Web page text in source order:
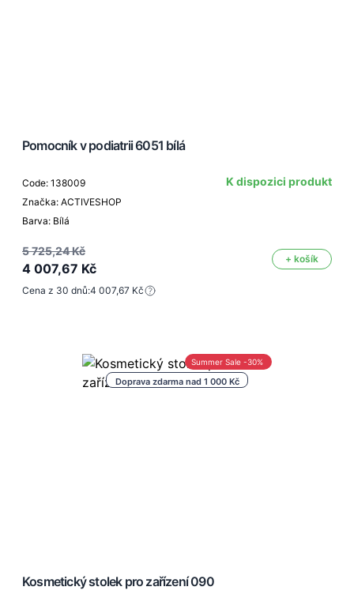
Pomocník v podiatrii 6051 bílá
Code: 138009
Značka: ACTIVESHOP
Barva: Bílá
K dispozici produkt
5 725,24 Kč
4 007,67 Kč
+ košík
Cena z 30 dnů:4 007,67 Kč
Doprava zdarma nad 1 000 Kč
Summer Sale -30%
Kosmetický stolek pro zařízení 090